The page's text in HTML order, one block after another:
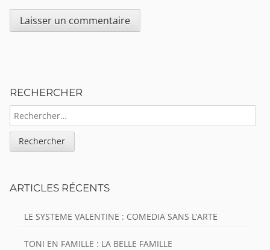
RECHERCHER
RECHERCHER :
ARTICLES RÉCENTS
LE SYSTEME VALENTINE : COMEDIA SANS L’ARTE
TONI EN FAMILLE : LA BELLE FAMILLE